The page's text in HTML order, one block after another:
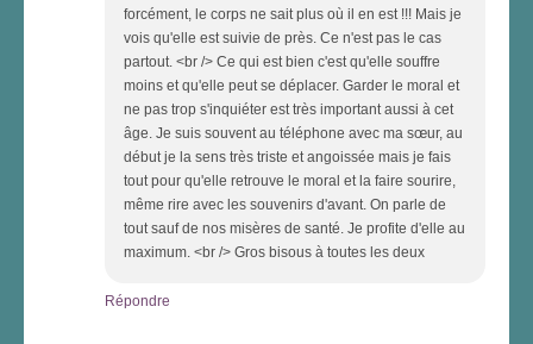
forcément, le corps ne sait plus où il en est !!! Mais je
vois qu'elle est suivie de près. Ce n'est pas le cas
partout. <br /> Ce qui est bien c'est qu'elle souffre
moins et qu'elle peut se déplacer. Garder le moral et
ne pas trop s'inquiéter est très important aussi à cet
âge. Je suis souvent au téléphone avec ma sœur, au
début je la sens très triste et angoissée mais je fais
tout pour qu'elle retrouve le moral et la faire sourire,
même rire avec les souvenirs d'avant. On parle de
tout sauf de nos misères de santé. Je profite d'elle au
maximum. <br /> Gros bisous à toutes les deux
Répondre